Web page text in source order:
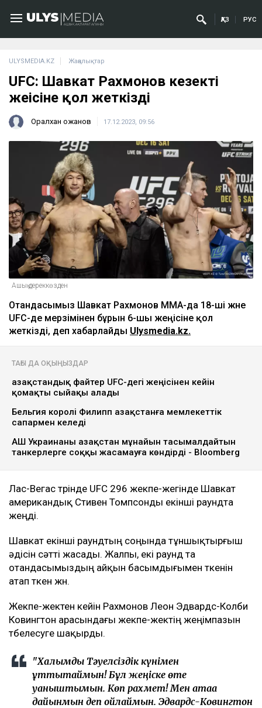
ҚАЗ РУС
ULYSMEDIA.KZ Жаңалықтар
UFC: Шавкат Рахмонов кезекті
жеңісіне қол жеткізді
Оралхан Қожанов 17.12.2023, 09:56
Ашық дереккөзден
Отандасымыз Шавкат Рахмонов ММА-да 18-ші және
UFC-де мерзімінен бұрын 6-шы жеңісіне қол
жеткізді, деп хабарлайды Ulysmedia.kz.
ТАҒЫ ДА ОҚЫҢЫЗДАР
Қазақстандық файтер UFC-дегі жеңісінен кейін
қомақты сыйақы алады
Бельгия королі Филипп Қазақстанға мемлекеттік
сапармен келеді
АҚШ Украинаны Қазақстан мұнайын тасымалдайтын
танкерлерге соққы жасамауға көндірді - Bloomberg
Лас-Вегас төрінде UFC 296 жекпе-жегінде Шавкат
американдық Стивен Томпсонды екінші раундта
жеңді.
Шавкат екінші раундтың соңында тұншықтырғыш
әдісін сәтті жасады. Жалпы, екі раунд та
отандасымыздың айқын басымдығымен өткенін
атап өткен жөн.
Жекпе-жектен кейін Рахмонов Леон Эдвардс-Колби
Ковингтон арасындағы жекпе-жектің жеңімпазын
төбелесуге шақырды.
"Халқымды Тәуелсіздік күнімен
құттықтаймын! Бұл жеңіске өте
қуаныштымын. Көп рахмет! Мен атаққа
дайынмын деп ойлаймын. Эдвардс-Ковингтон